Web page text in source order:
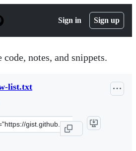
Sign in Sign up
notes, and snippets.
list.txt